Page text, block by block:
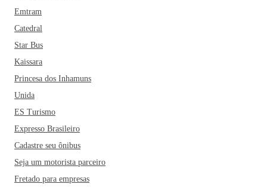
Emtram
Catedral
Star Bus
Kaissara
Princesa dos Inhamuns
Unida
ES Turismo
Expresso Brasileiro
Cadastre seu ônibus
Seja um motorista parceiro
Fretado para empresas